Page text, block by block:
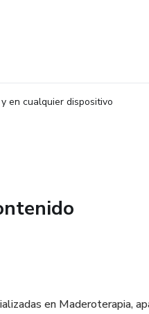
en cualquier dispositivo
en Maderoterapia,